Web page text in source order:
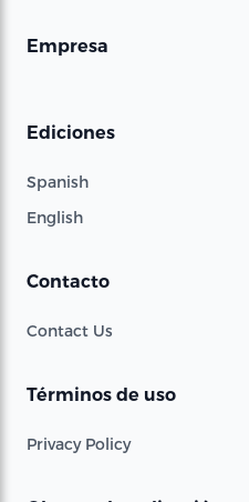
Empresa
Ediciones
Spanish
English
Contacto
Contact Us
Términos de uso
Privacy Policy